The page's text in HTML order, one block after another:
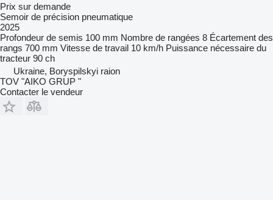
Prix sur demande
Semoir de précision pneumatique
2025
Profondeur de semis 100 mm Nombre de rangées 8 Écartement des
rangs 700 mm Vitesse de travail 10 km/h Puissance nécessaire du
tracteur 90 ch
Ukraine, Boryspilskyi raion
TOV "AIKO GRUP "
Contacter le vendeur